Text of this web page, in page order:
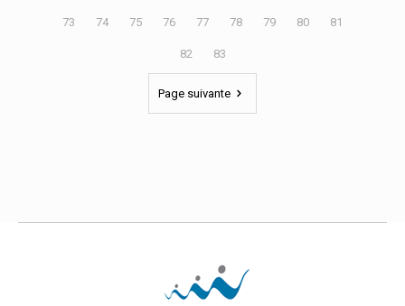
73 74 75 76 77 78 79 80 81
82 83
Page suivante